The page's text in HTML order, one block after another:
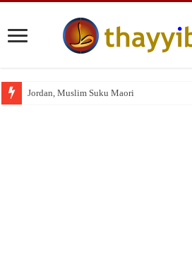
Jordan, Muslim Suku Maori